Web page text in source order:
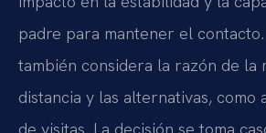
padre para mantener el
también considera la razón de la
distancia y las alternativas, como